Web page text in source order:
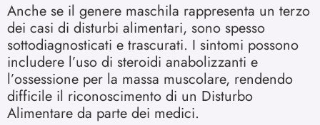
Anche se il genere maschila rappresenta un terzo
dei casi di disturbi alimentari, sono spesso
sottodiagnosticati e trascurati. I sintomi possono
includere l’uso di steroidi anabolizzanti e
l’ossessione per la massa muscolare, rendendo
difficile il riconoscimento di un Disturbo
Alimentare da parte dei medici.